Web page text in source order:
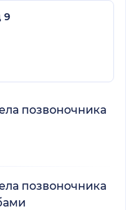
9
позвоночника
позвоночника